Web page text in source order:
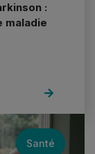
:
maladie
Santé